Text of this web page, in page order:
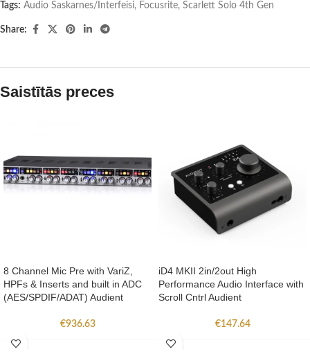
Tags: Audio Saskarnes/Interfeisi, Focusrite, Scarlett Solo 4th Gen
Share:
Saistītās preces
8 Channel Mic Pre with VariZ,
HPFs & Inserts and built in ADC
(AES/SPDIF/ADAT) Audient
€936.63
iD4 MKII 2in/2out High
Performance Audio Interface with
Scroll Cntrl Audient
€147.64